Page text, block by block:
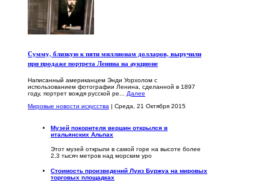
Сумму, близкую к пяти миллионам долларов, выручили
при продаже портрета Ленина на аукционе
Написанный американцем Энди Уорхолом с
использованием фотографии Ленина, сделанной в 1897
году, портрет вождя русской ре... Далее
Мировые новости искусства | Среда, 21 Октября 2015
Музей покорителя вершин открылся в
итальянских Альпах
Этот музей открыли в самой горе на высоте более
2,3 тысяч метров над морским уро
Стоимость произведений Луиз Буржуа на мировых
торговых площадках